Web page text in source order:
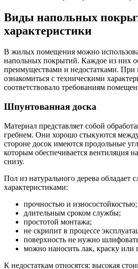
Виды напольных
характеристики
В жилых помещения можно
напольных покрытий. Каждое из них
преимуществами и недостатками. При
ознакомиться с техническими
соответствовало требованиям
Шпунтованная доска
Материал представляет собой
гребнем. Они хорошо стыкуются
стороне досок имеются продольные
которым обеспечивается вентиляция
снизу.
Пол из натурального дерева обладает
характеристиками:
прочностью и износостойкостью;
длительным сроком службы;
простотой монтажа;
не скрипит в процессе
поверхность не нужно
можно наносить лак, краску или
К недостаткам относятся: высокая